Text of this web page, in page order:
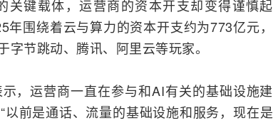
键载体，运营商的资本开支却变得谨慎起
围绕着云与算力的资本开支约为773亿元，
节跳动、腾讯、阿里云等玩家。
，运营商一直在参与和AI有关的基础设施建
以前是通话、流量的基础设施和服务，现在是